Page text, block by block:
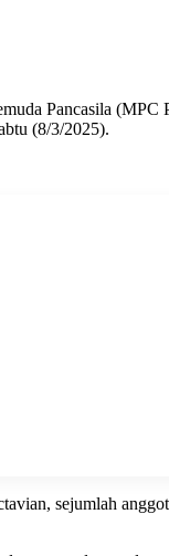
Pancasila
(8/3/2025).
sejumlah